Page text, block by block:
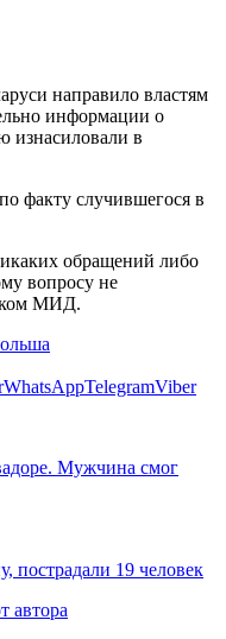
направило властям
информации о
изнасиловали в
факту случившегося в
обращений либо
вопросу не
МИД.
WhatsAppTelegramViber
Мужчина смог
пострадали 19 человек
автора